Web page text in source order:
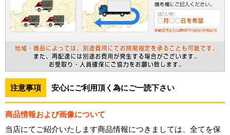
注意事項 安心にご利用頂く為にご一読下さい
商品情報および画像について
当店にてご紹介いたします商品情報につきましては、全てを保